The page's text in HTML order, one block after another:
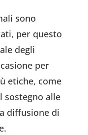
sono
per questo
degli
per
etiche, come
sostegno alle
diffusione di